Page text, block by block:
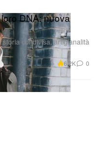
DNA: nuova
condivisa, artigianalità
6.2K 0